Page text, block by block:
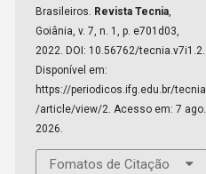
Brasileiros. Revista Tecnia,
Goiânia, v. 7, n. 1, p. e701d03,
2022. DOI: 10.56762/tecnia.v7i1.2.
Disponível em:
https://periodicos.ifg.edu.br/tecnia
/article/view/2. Acesso em: 7 ago.
2026.
Fomatos de Citação